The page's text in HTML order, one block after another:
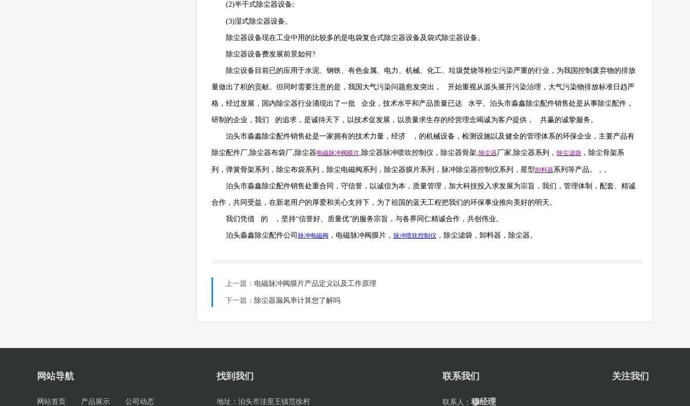
(2)半干式除尘器设备;
(3)湿式除尘器设备。
除尘器设备现在工业中用的比较多的是电袋复合式除尘器设备及袋式除尘器设备。
除尘器设备费发展前景如何?
除尘设备目前已的应用于水泥、钢铁、有色金属、电力、机械、化工、垃圾焚烧等粉尘污染严重的行业，为我国控制废弃物的排放
量做出了积的贡献。但同时需要注意的是，我国大气污染问题愈发突出， 开始重视从源头展开污染治理，大气污染物排放标准日趋严
格，经过发展，国内除尘器行业涌现出了一批 企业，技术水平和产品质量已达 水平。泊头市淼鑫除尘配件销售处是从事除尘配件，
研制的企业，我们 的追求，是诚待天下，以技术促发展，以质量求生存的经营理念竭诚为客户提供， 共赢的诚挚服务。
泊头市淼鑫除尘配件销售处是一家拥有的技术力量，经济 ，的机械设备，检测设施以及健全的管理体系的环保企业，主要产品有
除尘配件厂, 除尘器布袋厂, 除尘器电磁脉冲阀 膜片, 除尘器脉冲喷吹控制仪 ， 除尘器骨架,除尘器厂家, 除尘器系列， 除尘滤袋 ，除尘骨架系
列，弹簧骨架系列，除尘布袋系列，除尘电磁阀系列，除尘器膜片系列，脉冲除尘器控制仪系列，星型卸料器系列等产品。，。
泊头市淼鑫除尘配件销售处重合同，守信誉，以诚信为本，质量管理，加大科技投入求发展为宗旨，我们，管理体制，配套、精诚
合作，共同受益，在新老用户的厚爱和关心支持下，为了祖国的蓝天工程把我们的环保事业推向美好的明天。
我们凭借 的 ，坚持“信誉好、质量优”的服务宗旨，与各界同仁精诚合作，共创伟业。
泊头淼鑫除尘配件公司 脉冲电磁阀 ，电磁脉冲阀膜片， 脉冲喷吹控制仪 ，除尘滤袋，卸料器，除尘器。
上一篇： 电磁脉冲阀膜片产品定义以及工作原理
下一篇： 除尘器漏风率计算您了解吗
网站导航
网站首页 产品展示 公司动态
找到我们
地址： 泊头市洼里王镇范徐村
联系我们
联系人： 穆经理
关注我们